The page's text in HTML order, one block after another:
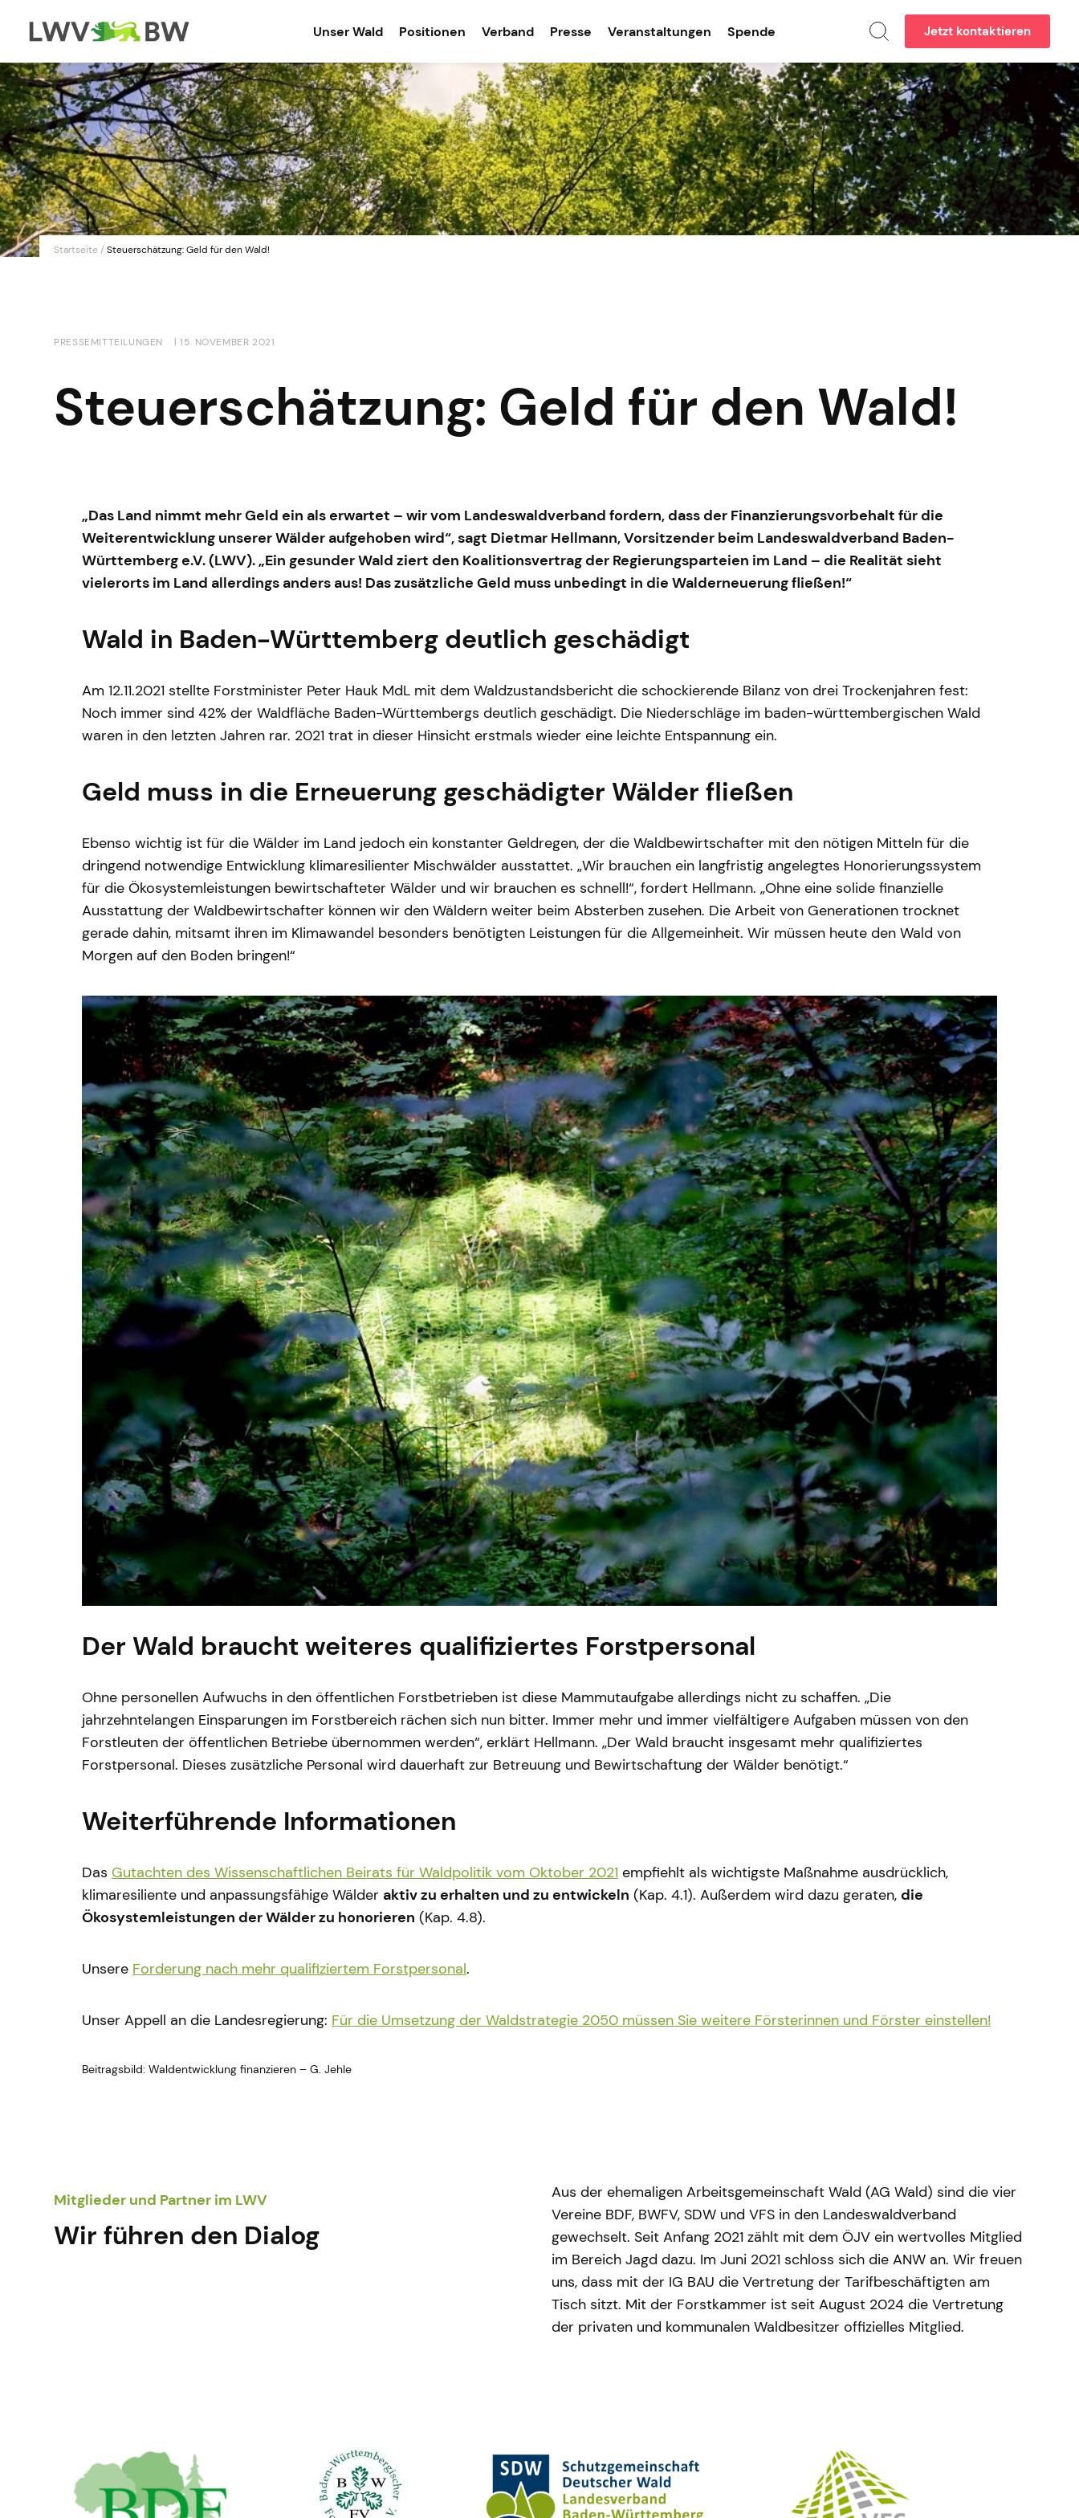
Unser Wald Positionen Verband Presse Veranstaltungen Spende Jetzt kontaktieren
Startseite /Steuerschätzung: Geld für den Wald!
PRESSEMITTEILUNGEN | 15. NOVEMBER 2021
Steuerschätzung: Geld für den Wald!
„Das Land nimmt mehr Geld ein als erwartet – wir vom Landeswaldverband fordern, dass der Finanzierungsvorbehalt für die
Weiterentwicklung unserer Wälder aufgehoben wird“, sagt Dietmar Hellmann, Vorsitzender beim Landeswaldverband Baden-
Württemberg e.V. (LWV). „Ein gesunder Wald ziert den Koalitionsvertrag der Regierungsparteien im Land – die Realität sieht
vielerorts im Land allerdings anders aus! Das zusätzliche Geld muss unbedingt in die Walderneuerung fließen!“
Wald in Baden-Württemberg deutlich geschädigt
Am 12.11.2021 stellte Forstminister Peter Hauk MdL mit dem Waldzustandsbericht die schockierende Bilanz von drei Trockenjahren fest:
Noch immer sind 42% der Waldfläche Baden-Württembergs deutlich geschädigt. Die Niederschläge im baden-württembergischen Wald
waren in den letzten Jahren rar. 2021 trat in dieser Hinsicht erstmals wieder eine leichte Entspannung ein.
Geld muss in die Erneuerung geschädigter Wälder fließen
Ebenso wichtig ist für die Wälder im Land jedoch ein konstanter Geldregen, der die Waldbewirtschafter mit den nötigen Mitteln für die
dringend notwendige Entwicklung klimaresilienter Mischwälder ausstattet. „Wir brauchen ein langfristig angelegtes Honorierungssystem
für die Ökosystemleistungen bewirtschafteter Wälder und wir brauchen es schnell!“, fordert Hellmann. „Ohne eine solide finanzielle
Ausstattung der Waldbewirtschafter können wir den Wäldern weiter beim Absterben zusehen. Die Arbeit von Generationen trocknet
gerade dahin, mitsamt ihren im Klimawandel besonders benötigten Leistungen für die Allgemeinheit. Wir müssen heute den Wald von
Morgen auf den Boden bringen!“
Der Wald braucht weiteres qualifiziertes Forstpersonal
Ohne personellen Aufwuchs in den öffentlichen Forstbetrieben ist diese Mammutaufgabe allerdings nicht zu schaffen. „Die
jahrzehntelangen Einsparungen im Forstbereich rächen sich nun bitter. Immer mehr und immer vielfältigere Aufgaben müssen von den
Forstleuten der öffentlichen Betriebe übernommen werden“, erklärt Hellmann. „Der Wald braucht insgesamt mehr qualifiziertes
Forstpersonal. Dieses zusätzliche Personal wird dauerhaft zur Betreuung und Bewirtschaftung der Wälder benötigt.“
Weiterführende Informationen
Das Gutachten des Wissenschaftlichen Beirats für Waldpolitik vom Oktober 2021 empfiehlt als wichtigste Maßnahme ausdrücklich,
klimaresiliente und anpassungsfähige Wälder aktiv zu erhalten und zu entwickeln (Kap. 4.1). Außerdem wird dazu geraten, die
Ökosystemleistungen der Wälder zu honorieren (Kap. 4.8).
Unsere Forderung nach mehr qualifiziertem Forstpersonal.
Unser Appell an die Landesregierung: Für die Umsetzung der Waldstrategie 2050 müssen Sie weitere Försterinnen und Förster einstellen!
Beitragsbild: Waldentwicklung finanzieren – G. Jehle
Mitglieder und Partner im LWV
Wir führen den Dialog
Aus der ehemaligen Arbeitsgemeinschaft Wald (AG Wald) sind die vier
Vereine BDF, BWFV, SDW und VFS in den Landeswaldverband
gewechselt. Seit Anfang 2021 zählt mit dem ÖJV ein wertvolles Mitglied
im Bereich Jagd dazu. Im Juni 2021 schloss sich die ANW an. Wir freuen
uns, dass mit der IG BAU die Vertretung der Tarifbeschäftigten am
Tisch sitzt. Mit der Forstkammer ist seit August 2024 die Vertretung
der privaten und kommunalen Waldbesitzer offizielles Mitglied.